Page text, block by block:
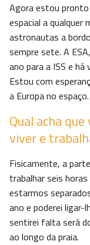
Agora estou pronto
espacial a
astronautas a
sempre sete. A
ano para a ISS e
Estou com
a Europa no espaço.
Qual acha
viver e
Fisicamente, a
trabalhar seis
estarmos
ano e poderei ligar-
sentirei falta será
ao longo da praia.